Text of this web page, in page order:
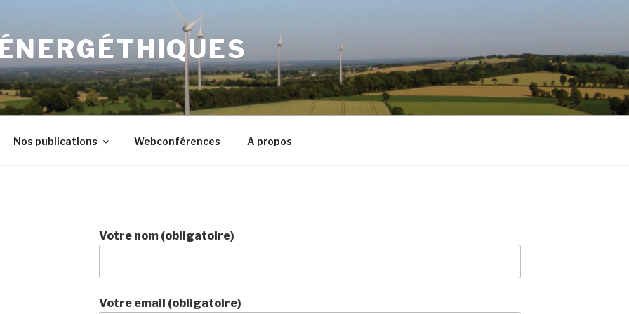
Nos publications Webconférences A propos
Votre nom (obligatoire)
Votre email (obligatoire)